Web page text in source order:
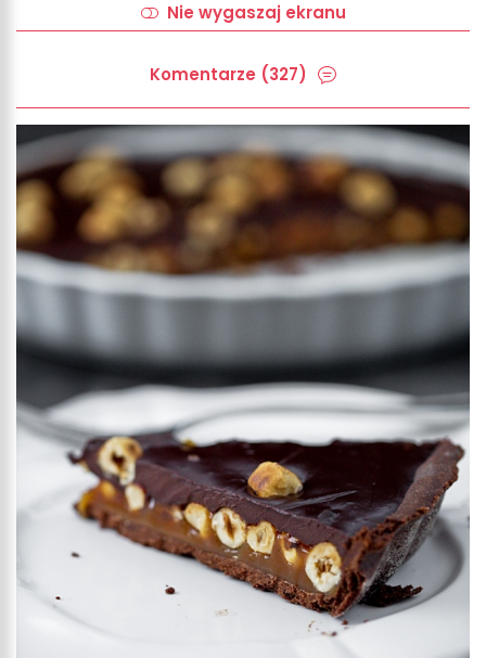
Nie wygaszaj ekranu
Komentarze (327)